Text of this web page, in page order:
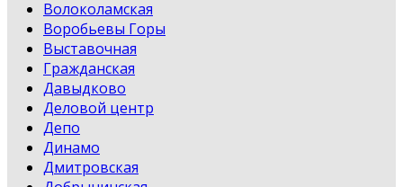
Волоколамская
Воробьевы Горы
Выставочная
Гражданская
Давыдково
Деловой центр
Депо
Динамо
Дмитровская